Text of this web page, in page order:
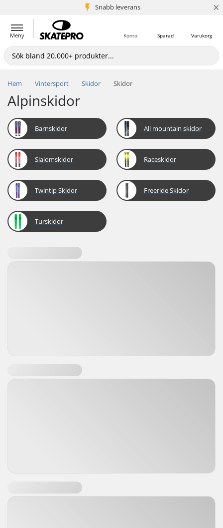
Snabb leverans
5+ milj. kunder ×
Meny Varukorg
Sparad
Konto
Hem Vintersport Skidor Skidor
Alpinskidor
Barnskidor All mountain skidor
Slalomskidor Raceskidor
Twintip Skidor Freeride Skidor
Turskidor